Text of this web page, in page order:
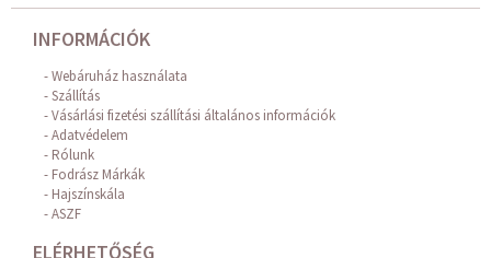
INFORMÁCIÓK
Webáruház használata
Szállítás
Vásárlási fizetési szállítási általános információk
Adatvédelem
Rólunk
Fodrász Márkák
Hajszínskála
ASZF
ELÉRHETŐSÉG